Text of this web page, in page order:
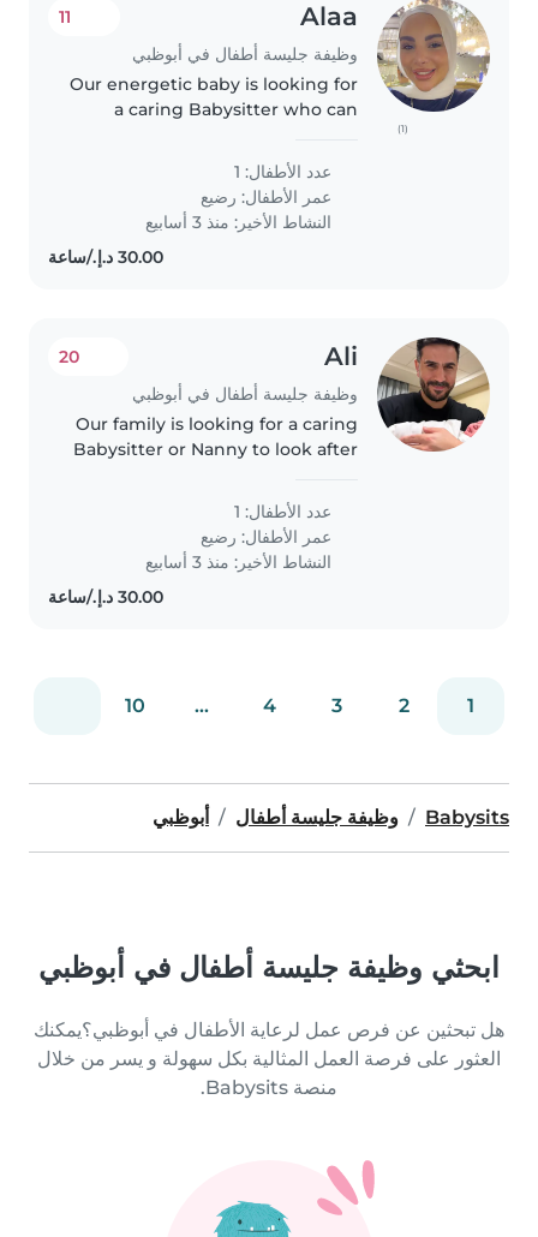
(1)
Alaa
وظيفة جليسة أطفال في أبوظبي
11
Our energetic baby is looking for
a caring Babysitter who can
and love for sports. Available at
our home when needed.
عدد الأطفال: 1
عمر الأطفال: رضيع
النشاط الأخير: منذ 3 أسابيع
Ali
وظيفة جليسة أطفال في أبوظبي
20
Our family is looking for a caring
Babysitter or Nanny to look after
You should feel comfortable
assisting with homework in a
calm and nurturing way...
عدد الأطفال: 1
عمر الأطفال: رضيع
النشاط الأخير: منذ 3 أسابيع
1
2
3
4
...
10
Babysits وظيفة جليسة أطفال أبوظبي
ابحثي وظيفة جليسة أطفال في أبوظبي
هل تبحثين عن فرص عمل لرعاية الأطفال في أبوظبي؟يمكنك
العثور على فرصة العمل المثالية بكل سهولة و يسر من خلال
منصة Babysits.